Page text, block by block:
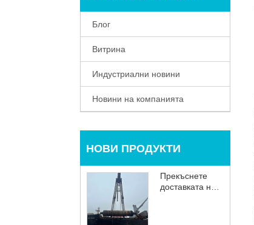
Блог
Витрина
Индустриални новини
Новини на компанията
НОВИ ПРОДУКТИ
Прекъснете
доставката на